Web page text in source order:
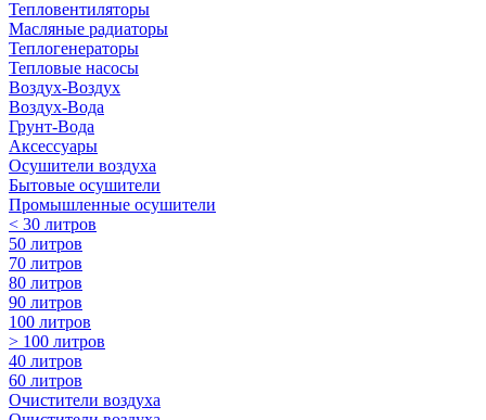
Тепловентиляторы
Масляные радиаторы
Теплогенераторы
Тепловые насосы
Воздух-Воздух
Воздух-Вода
Грунт-Вода
Аксессуары
Осушители воздуха
Бытовые осушители
Промышленные осушители
< 30 литров
50 литров
70 литров
80 литров
90 литров
100 литров
> 100 литров
40 литров
60 литров
Очистители воздуха